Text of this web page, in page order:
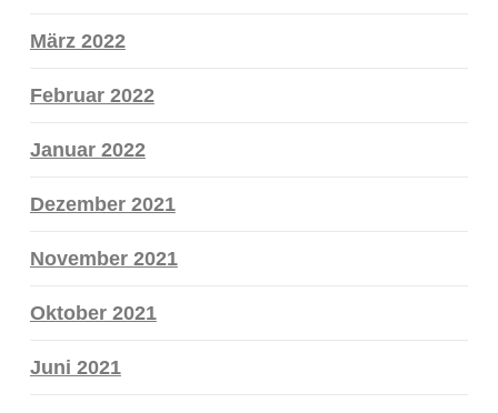
März 2022
Februar 2022
Januar 2022
Dezember 2021
November 2021
Oktober 2021
Juni 2021